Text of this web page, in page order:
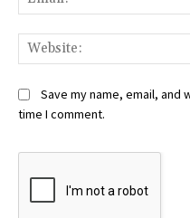
Save my name, email,
time I comment.